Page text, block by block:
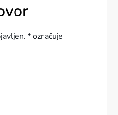
*označuje